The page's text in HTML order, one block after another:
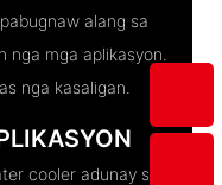
alang sa
nga mga aplikasyon.
nga kasaligan.
cooler adunay sleek